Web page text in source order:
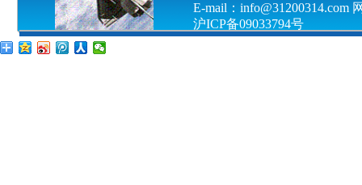
E-mail：info@31200314.com
沪ICP备09033794号